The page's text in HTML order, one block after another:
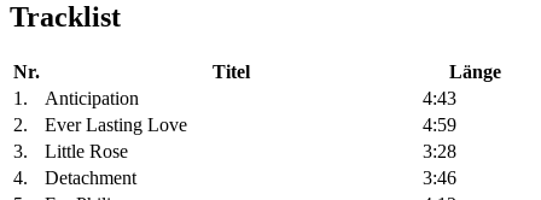
Tracklist
Nr. Titel
Länge
1.
Anticipation
4:43
2.
Ever Lasting Love
4:59
3.
Little Rose
3:28
4.
Detachment
3:46